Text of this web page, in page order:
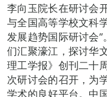
李向玉院长在研讨会
与全国高等学校文科
发展趋势国际研讨会
们汇聚濠江，探讨华
理工学报》创刊二十
次研讨会的召开，为
学术的良好平台。中